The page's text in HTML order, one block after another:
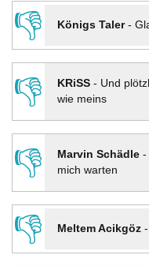
👎
Königs Taler-
👎
KRiSS- Und
wie meins
👎 Marvin Schädle-
mich warten
👎
Meltem Acikgöz-